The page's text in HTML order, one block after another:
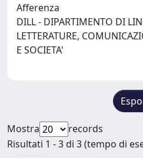
Afferenza
DILL - DIPARTIMENTO DI
LETTERATURE,
E SOCIETA'
Mostra
records
Risultati 1 - 3 di 3 (tempo di